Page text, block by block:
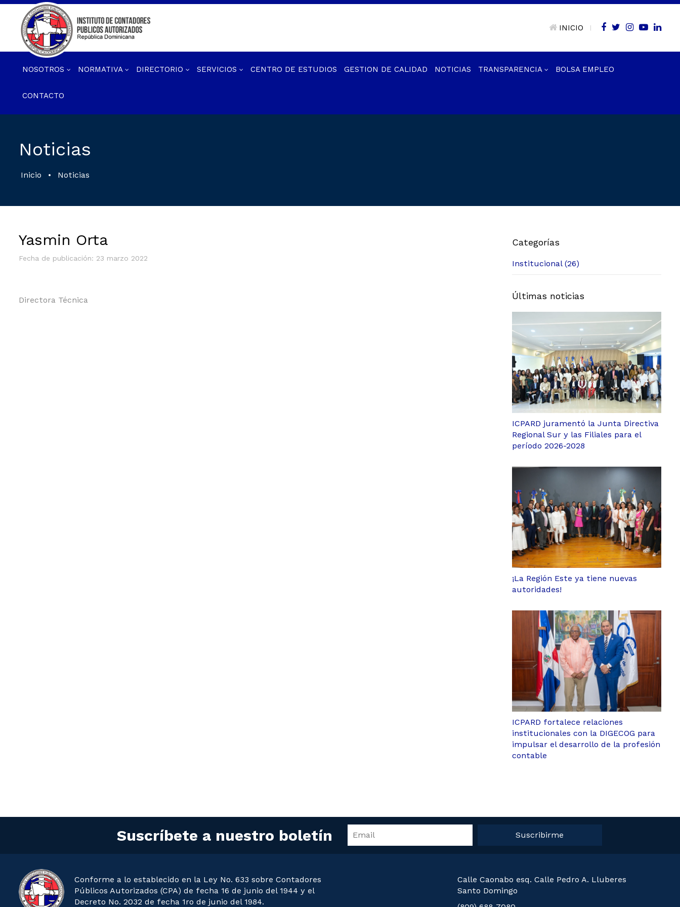
INICIO
NOSOTROS NORMATIVA DIRECTORIO SERVICIOS CENTRO DE ESTUDIOS GESTION DE CALIDAD NOTICIAS TRANSPARENCIA BOLSA EMPLEO
CONTACTO
Noticias
Inicio • Noticias
Yasmin Orta
Fecha de publicación: 23 marzo 2022
Directora Técnica
Categorías
Institucional (26)
Últimas noticias
ICPARD juramentó la Junta Directiva
Regional Sur y las Filiales para el
período 2026-2028
¡La Región Este ya tiene nuevas
autoridades!
ICPARD fortalece relaciones
institucionales con la DIGECOG para
impulsar el desarrollo de la profesión
contable
Suscríbete a nuestro boletín Suscribirme
Conforme a lo establecido en la Ley No. 633 sobre Contadores
Públicos Autorizados (CPA) de fecha 16 de junio del 1944 y el
Decreto No. 2032 de fecha 1ro de junio del 1984.
Calle Caonabo esq. Calle Pedro A. Lluberes
Santo Domingo